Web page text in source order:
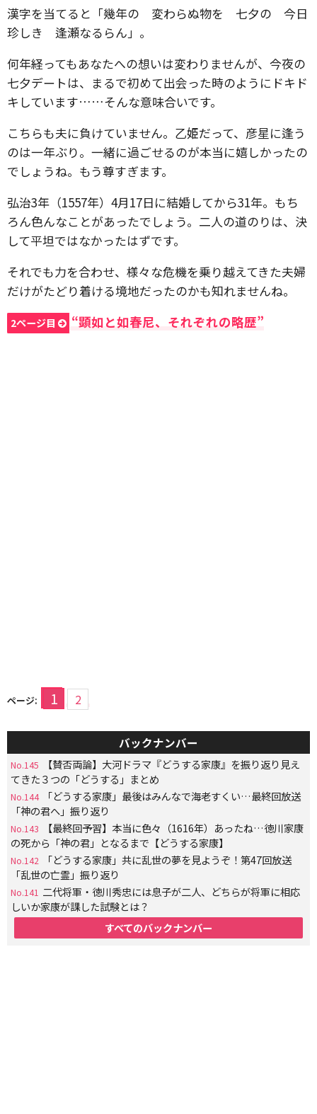
漢字を当てると「幾年の 変わらぬ物を 七夕の 今日
珍しき 逢瀬なるらん」。
何年経ってもあなたへの想いは変わりませんが、今夜の
七夕デートは、まるで初めて出会った時のようにドキド
キしています……そんな意味合いです。
こちらも夫に負けていません。乙姫だって、彦星に逢う
のは一年ぶり。一緒に過ごせるのが本当に嬉しかったの
でしょうね。もう尊すぎます。
弘治3年（1557年）4月17日に結婚してから31年。もち
ろん色んなことがあったでしょう。二人の道のりは、決
して平坦ではなかったはずです。
それでも力を合わせ、様々な危機を乗り越えてきた夫婦
だけがたどり着ける境地だったのかも知れませんね。
2ページ目 “顕如と如春尼、それぞれの略歴”
ページ: 1 2
バックナンバー
No.145
【賛否両論】大河ドラマ『どうする家康』を振り返り見え
てきた３つの「どうする」まとめ
No.144
「どうする家康」最後はみんなで海老すくい…最終回放送
「神の君へ」振り返り
No.143
【最終回予習】本当に色々（1616年）あったね…徳川家康
の死から「神の君」となるまで【どうする家康】
No.142
「どうする家康」共に乱世の夢を見ようぞ！第47回放送
「乱世の亡霊」振り返り
No.141 二代将軍・徳川秀忠には息子が二人、どちらが将軍に相応
しいか家康が課した試験とは？
すべてのバックナンバー